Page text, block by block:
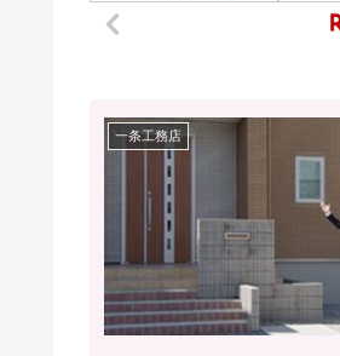
一条工務店